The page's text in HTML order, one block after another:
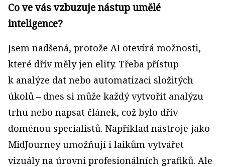
Co ve vás vzbuzuje nástup umělé
inteligence?
Jsem nadšená, protože AI otevírá možnosti,
které dřív měly jen elity. Třeba přístup
k analýze dat nebo automatizaci složitých
úkolů – dnes si může každý vytvořit analýzu
trhu nebo napsat článek, což bylo dřív
doménou specialistů. Například nástroje jako
MidJourney umožňují i laikům vytvářet
vizuály na úrovni profesionálních grafiků. Ale